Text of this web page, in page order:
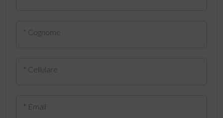
* Cognome
* Cellulare
* Email